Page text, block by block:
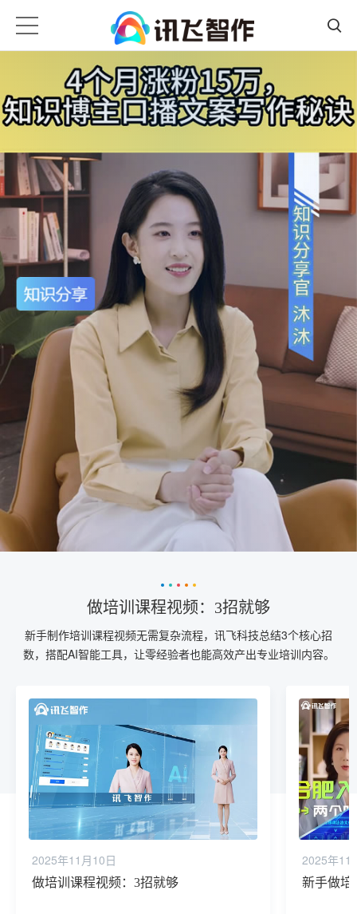
做培训课程视频：3招就够
新手制作培训课程视频无需复杂流程，讯飞科技总结3个核心招
数，搭配AI智能工具，让零经验者也能高效产出专业培训内容。
2025年11月10日
做培训课程视频：3招就够
2025年11
新手做培